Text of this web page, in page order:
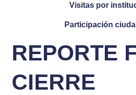
Visitas por
Participación
REPORTE
CIERRE